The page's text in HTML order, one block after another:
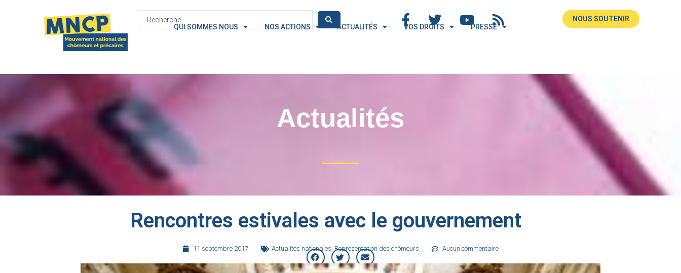
QUI SOMMES NOUS
NOS ACTIONS ACTUALITÉS VOS DROITS PRESSE
NOUS SOUTENIR
Actualités
Rencontres estivales avec le gouvernement
11 septembre 2017 Actualités nationales, Représentation des chômeurs Aucun commentaire